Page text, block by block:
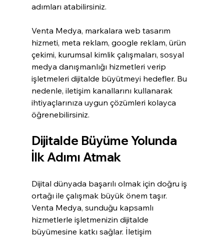
adımları atabilirsiniz.
Venta Medya, markalara web tasarım
hizmeti, meta reklam, google reklam, ürün
çekimi, kurumsal kimlik çalışmaları, sosyal
medya danışmanlığı hizmetleri verip
işletmeleri dijitalde büyütmeyi hedefler. Bu
nedenle, iletişim kanallarını kullanarak
ihtiyaçlarınıza uygun çözümleri kolayca
öğrenebilirsiniz.
Dijitalde Büyüme Yolunda
İlk Adımı Atmak
Dijital dünyada başarılı olmak için doğru iş
ortağı ile çalışmak büyük önem taşır.
Venta Medya, sunduğu kapsamlı
hizmetlerle işletmenizin dijitalde
büyümesine katkı sağlar. İletişim